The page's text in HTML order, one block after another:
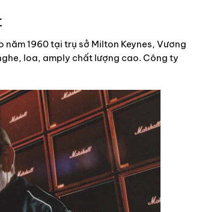
1960 tại trụ sở Milton Keynes, Vương
loa, amply chất lượng cao. Công ty